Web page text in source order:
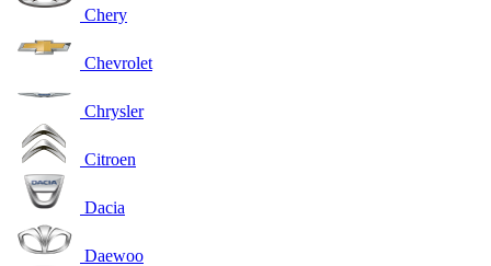
Chery
Chevrolet
Chrysler
Citroen
Dacia
Daewoo